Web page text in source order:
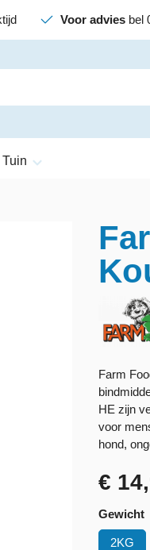
Voor advies bel
Tuin
Farm
HE zijn
voor
hond,
€
Gewicht
2KG